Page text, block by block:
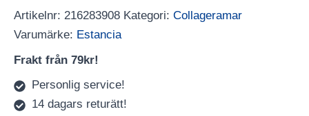
Artikelnr: 216283908 Kategori: Collageramar
Varumärke: Estancia
Frakt från 79kr!
Personlig service!
14 dagars returätt!